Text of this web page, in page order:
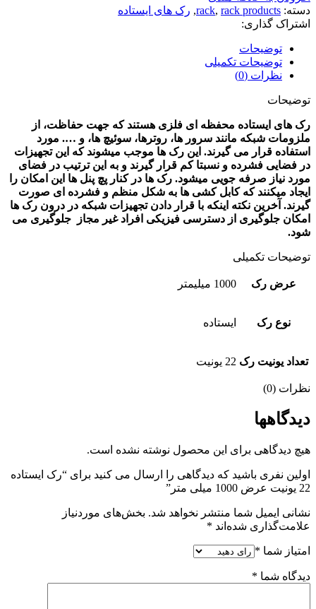
دسته:
rack, rack products
, رک های ایستاده
اشتراک گذاری:
توضیحات
توضیحات تکمیلی
نظرات (0)
توضیحات
رک های ایستاده محفظه ای فلزی هستند که جهت حفاظت، از
ملزومات شبکه مانند سرور ها، روترها، سوئیچ ها، و …. مورد
استفاده قرار می گیرند. این رک ها موجب میشوند که این تجهیزات
در فضایی فشرده و نسبتا کم قرار گیرند و به این ترتیب در فضای
مورد نیاز صرفه جویی میشود. رک ها در کنار پچ پنل ها این امکان را
ایجاد میکنند که کابل کشی ها به شکل منظم و فشرده ای صورت
گیرند. آخرین نکته اینکه با قرار دادن تجهیزات شبکه در درون رک ها
امکان جلوگیری از دسترسی فیزیکی افراد غیر مجاز جلوگیری می
شود.
توضیحات تکمیلی
عرض رک 1000 میلیمتر
نوع رک ایستاده
تعداد یونیت رک 22 یونیت
نظرات (0)
دیدگاهها
هیچ دیدگاهی برای این محصول نوشته نشده است.
اولین نفری باشید که دیدگاهی را ارسال می کنید برای “رک ایستاده
22 یونیت عرض 1000 میلی متر”
نشانی ایمیل شما منتشر نخواهد شد. بخش‌های موردنیاز
علامت‌گذاری شده‌اند *
امتیاز شما *
دیدگاه شما *